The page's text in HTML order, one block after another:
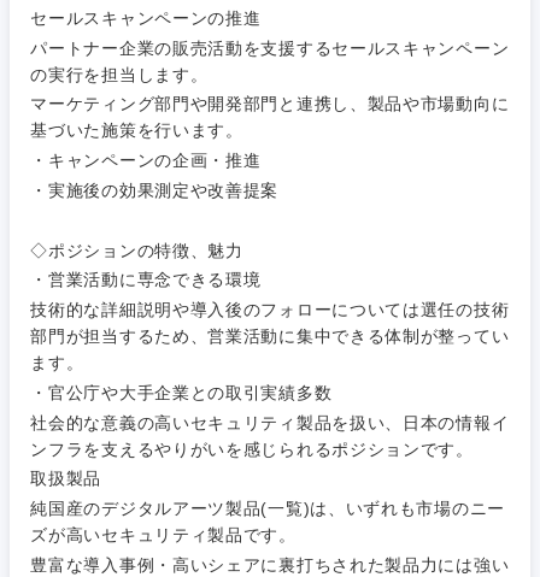
セールスキャンペーンの推進
パートナー企業の販売活動を支援するセールスキャンペーン
の実行を担当します。
マーケティング部門や開発部門と連携し、製品や市場動向に
基づいた施策を行います。
・キャンペーンの企画・推進
・実施後の効果測定や改善提案
◇ポジションの特徴、魅力
・営業活動に専念できる環境
技術的な詳細説明や導入後のフォローについては選任の技術
部門が担当するため、営業活動に集中できる体制が整ってい
ます。
・官公庁や大手企業との取引実績多数
社会的な意義の高いセキュリティ製品を扱い、日本の情報イ
ンフラを支えるやりがいを感じられるポジションです。
取扱製品
純国産のデジタルアーツ製品(一覧)は、いずれも市場のニー
ズが高いセキュリティ製品です。
豊富な導入事例・高いシェアに裏打ちされた製品力には強い
クリエイ
ティブ
コンサル
タント
専門職
技術職
（IT）、
Webサー
ビス・制
作、ゲー
技術職
（モノづ
くり）
金融専門
職
専門職
技術職（IT）、Webサービス・制作、ゲーム
技術職（モノづくり）
メディカル
不動産専門職
事務職
その他
建設・不動産
倉庫・運輸・物流
小売・通販・外食
IT・通信
WEBサービス
コンサル・シンクタンク
広告・宣伝・印刷
マスメディア
外資系企業 英語を活かす
転勤なし 海外勤務あり
フルリモート
完全週休2日制